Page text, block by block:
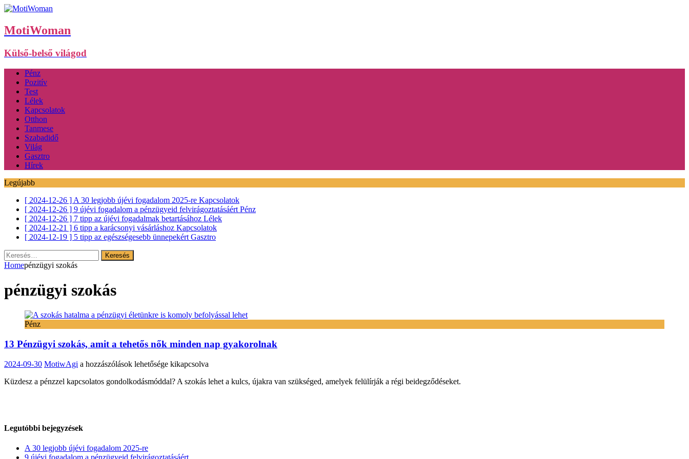
MotiWoman
Külső-belső világod
Pénz
Pozitív
Test
Lélek
Kapcsolatok
Otthon
Tanmese
Szabadidő
Világ
Gasztro
Hírek
Legújabb
[ 2024-12-26 ] A 30 legjobb újévi fogadalom 2025-re Kapcsolatok
[ 2024-12-26 ] 9 újévi fogadalom a pénzügyeid felvirágoztatásáért Pénz
[ 2024-12-26 ] 7 tipp az újévi fogadalmak betartásához Lélek
[ 2024-12-21 ] 6 tipp a karácsonyi vásárláshoz Kapcsolatok
[ 2024-12-19 ] 5 tipp az egészségesebb ünnepekért Gasztro
Keresés:
Homepénzügyi szokás
pénzügyi szokás
Pénz
13 Pénzügyi szokás, amit a tehetős nők minden nap gyakorolnak
2024-09-30 MotiwAgi 13
szokás,
minden
gyakorolnak
bejegyzéshez
a hozzászólások lehetősége kikapcsolva
Küzdesz a pénzzel kapcsolatos gondolkodásmóddal? A szokás lehet a kulcs, újakra van szükséged, amelyek felülírják a régi beidegződéseket.
Legutóbbi bejegyzések
A 30 legjobb újévi fogadalom 2025-re